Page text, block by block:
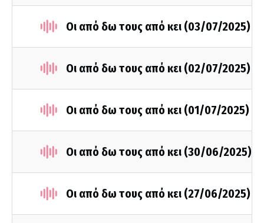
Οι από δω τους από κει (03/07/2025)
Οι από δω τους από κει (02/07/2025)
Οι από δω τους από κει (01/07/2025)
Οι από δω τους από κει (30/06/2025)
Οι από δω τους από κει (27/06/2025)